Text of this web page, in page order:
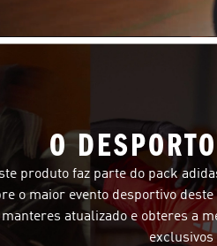
O
produto faz parte do pack
o maior evento desportivo
manteres atualizado e obteres a
exclusivos